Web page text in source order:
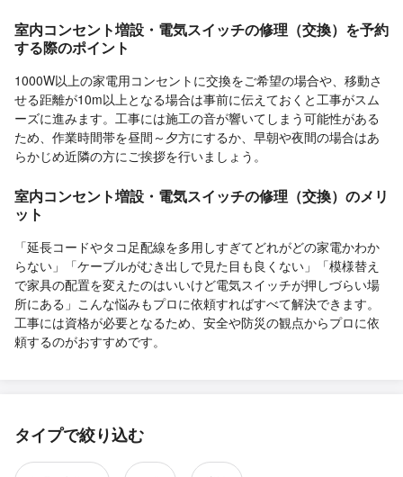
室内コンセント増設・電気スイッチの修理（交換）を予約
する際のポイント
1000W以上の家電用コンセントに交換をご希望の場合や、移動さ
せる距離が10m以上となる場合は事前に伝えておくと工事がスム
ーズに進みます。工事には施工の音が響いてしまう可能性がある
ため、作業時間帯を昼間～夕方にするか、早朝や夜間の場合はあ
らかじめ近隣の方にご挨拶を行いましょう。
室内コンセント増設・電気スイッチの修理（交換）のメリ
ット
「延長コードやタコ足配線を多用しすぎてどれがどの家電かわか
らない」「ケーブルがむき出しで見た目も良くない」「模様替え
で家具の配置を変えたのはいいけど電気スイッチが押しづらい場
所にある」こんな悩みもプロに依頼すればすべて解決できます。
工事には資格が必要となるため、安全や防災の観点からプロに依
頼するのがおすすめです。
タイプで絞り込む